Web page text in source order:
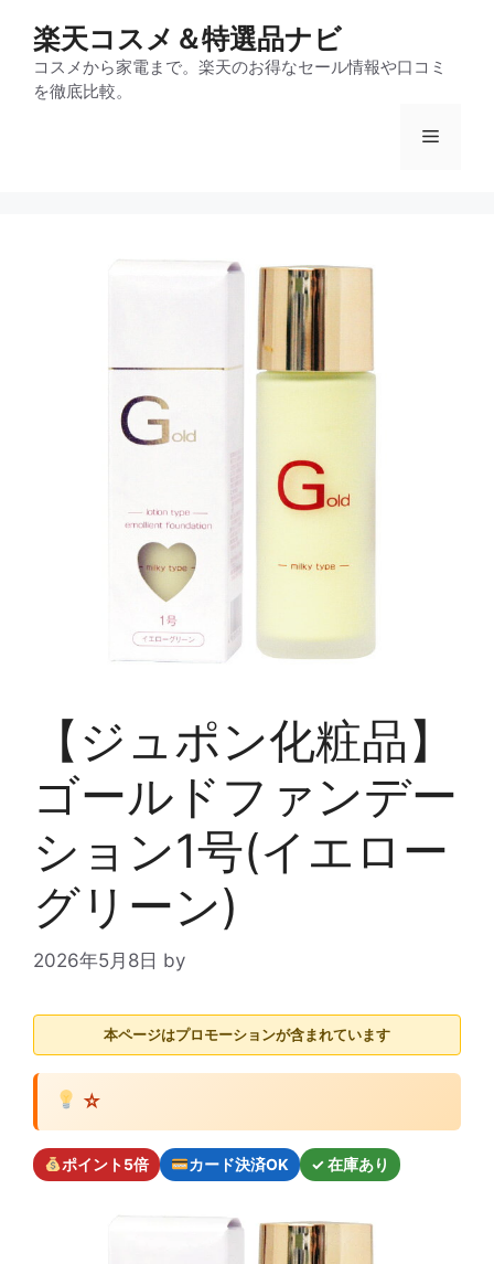
楽天コスメ＆特選品ナビ
コスメから家電まで。楽天のお得なセール情報や口コミ
を徹底比較。
メ
【ジュポン化粧品】
ゴールドファンデー
ション1号(イエロー
グリーン)
2026年5月8日 by
本ページはプロモーションが含まれています
☆
ポイント5倍 カード決済OK ✓ 在庫あり